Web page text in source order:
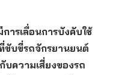
ารเลื่อนการบังคับใช้
ขับขี่รถจักรยานยนต์
บความเสี่ยงของรถ